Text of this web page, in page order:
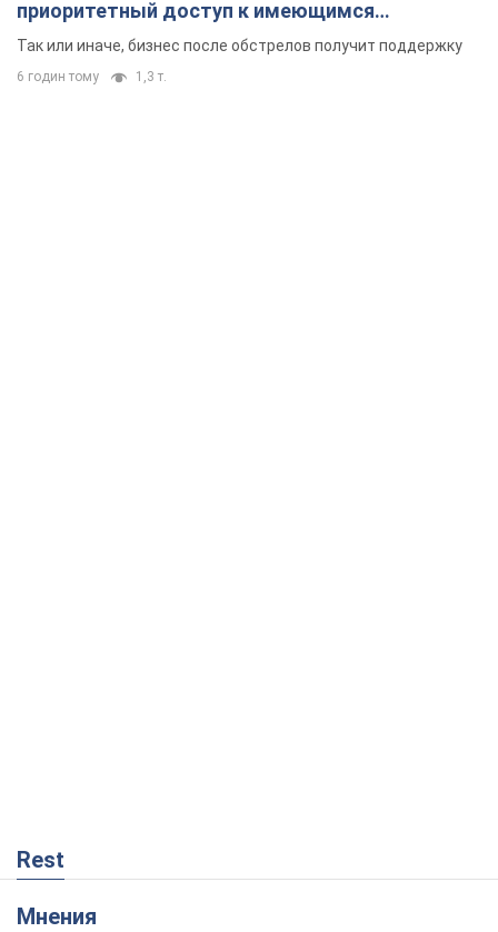
приоритетный доступ к имеющимся
складским помещениям
Так или иначе, бизнес после обстрелов получит поддержку
6 годин тому 1,3 т.
Rest
Мнения